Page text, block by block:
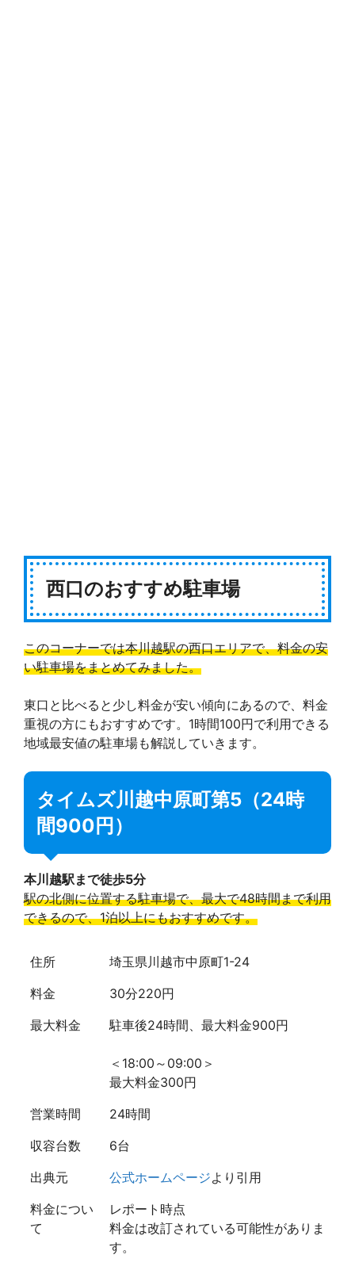
西口のおすすめ駐車場
このコーナーでは本川越駅の西口エリアで、料金の安
い駐車場をまとめてみました。
東口と比べると少し料金が安い傾向にあるので、料金
重視の方にもおすすめです。1時間100円で利用できる
地域最安値の駐車場も解説していきます。
タイムズ川越中原町第5（24時
間900円）
本川越駅まで徒歩5分
駅の北側に位置する駐車場で、最大で48時間まで利用
できるので、1泊以上にもおすすめです。
住所
埼玉県川越市中原町1-24
料金
30分220円
最大料金
駐車後24時間、最大料金900円
＜18:00～09:00＞
最大料金300円
営業時間
24時間
収容台数
6台
出典元
公式ホームページより引用
料金につい
て
レポート時点
料金は改訂されている可能性がありま
す。